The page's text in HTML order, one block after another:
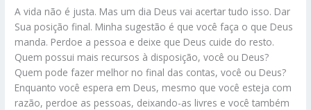
A vida não é justa. Mas um dia Deus vai acertar tudo isso. Dar
Sua posição final. Minha sugestão é que você faça o que Deus
manda. Perdoe a pessoa e deixe que Deus cuide do resto.
Quem possui mais recursos à disposição, você ou Deus?
Quem pode fazer melhor no final das contas, você ou Deus?
Enquanto você espera em Deus, mesmo que você esteja com
razão, perdoe as pessoas, deixando-as livres e você também